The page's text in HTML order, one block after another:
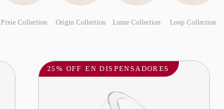
Pixie Collection Origin Collection Lume Collection Loop Collection
25% OFF EN DISPENSADORES